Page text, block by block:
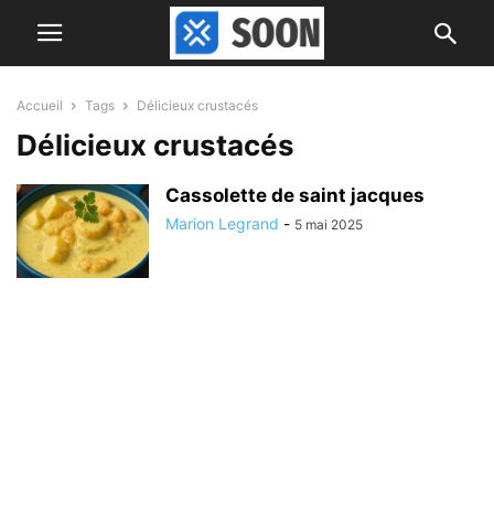
Accueil Tags Délicieux crustacés
Délicieux crustacés
Cassolette de saint jacques
Marion Legrand - 5 mai 2025